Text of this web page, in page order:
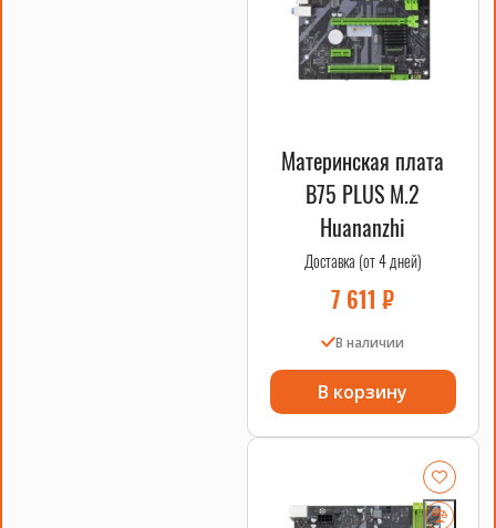
системы охлаждения
Материнская плата
B75 PLUS M.2
Huananzhi
Доставка (от 4 дней)
7 611₽
В наличии
В корзину